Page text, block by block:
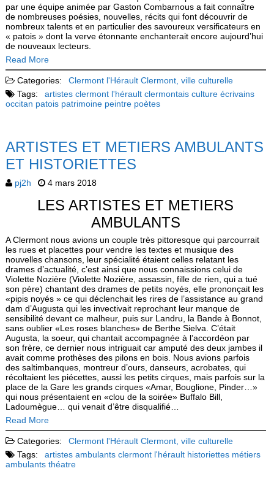
par une équipe animée par Gaston Combarnous a fait connaître
de nombreuses poésies, nouvelles, récits qui font découvrir de
nombreux talents et en particulier des savoureux versificateurs en
« patois » dont la verve étonnante enchanterait encore aujourd’hui
de nouveaux lecteurs.
Read More
Categories: Clermont l'Hérault Clermont, ville culturelle
Tags:
artistes clermont l'hérault clermontais culture écrivains
occitan patois patrimoine peintre poètes
ARTISTES ET METIERS AMBULANTS
ET HISTORIETTES
pj2h 4 mars 2018
LES ARTISTES ET METIERS
AMBULANTS
A Clermont nous avions un couple très pittoresque qui parcourrait
les rues et placettes pour vendre les textes et musique des
nouvelles chansons, leur spécialité étaient celles relatant les
drames d’actualité, c’est ainsi que nous connaissions celui de
Violette Nozière (Violette Nozière, assassin, fille de rien, qui a tué
son père) chantant des drames de petits noyés, elle prononçait les
«pipis noyés » ce qui déclenchait les rires de l’assistance au grand
dam d’Augusta qui les invectivait reprochant leur manque de
sensibilité devant ce malheur, puis sur Landru, la Bande à Bonnot,
sans oublier «Les roses blanches» de Berthe Sielva. C’était
Augusta, la soeur, qui chantait accompagnée à l’accordéon par
son frère, ce dernier nous intriguait car amputé des deux jambes il
avait comme prothèses des pilons en bois. Nous avions parfois
des saltimbanques, montreur d’ours, danseurs, acrobates, qui
récoltaient les piécettes, aussi les petits cirques, mais parfois sur la
place de la Gare les grands cirques «Amar, Bouglione, Pinder…»
qui nous présentaient en «clou de la soirée» Buffalo Bill,
Ladoumègue… qui venait d’être disqualifié…
Read More
Categories: Clermont l'Hérault Clermont, ville culturelle
Tags:
artistes ambulants clermont l'hérault historiettes métiers
ambulants théatre